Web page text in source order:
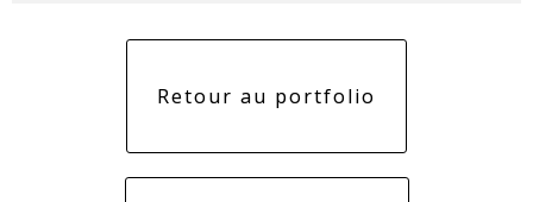
Retour au portfolio